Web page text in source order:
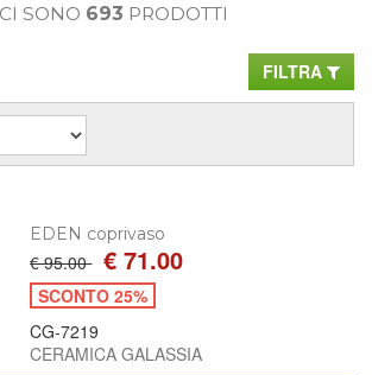
CI SONO 693 PRODOTTI
FILTRA
EDEN coprivaso
€ 95.00 € 71.00
SCONTO 25%
CG-7219
CERAMICA GALASSIA